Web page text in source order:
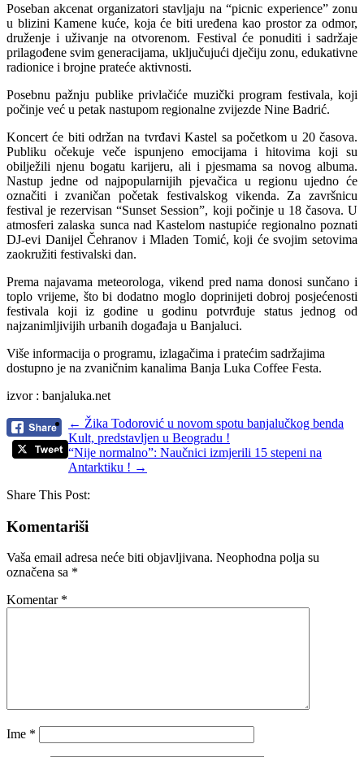
Poseban akcenat organizatori stavljaju na “picnic experience” zonu
u blizini Kamene kuće, koja će biti uređena kao prostor za odmor,
druženje i uživanje na otvorenom. Festival će ponuditi i sadržaje
prilagođene svim generacijama, uključujući dječiju zonu, edukativne
radionice i brojne prateće aktivnosti.
Posebnu pažnju publike privlačiće muzički program festivala, koji
počinje već u petak nastupom regionalne zvijezde Nine Badrić.
Koncert će biti održan na tvrđavi Kastel sa početkom u 20 časova.
Publiku očekuje veče ispunjeno emocijama i hitovima koji su
obilježili njenu bogatu karijeru, ali i pjesmama sa novog albuma.
Nastup jedne od najpopularnijih pjevačica u regionu ujedno će
označiti i zvaničan početak festivalskog vikenda. Za završnicu
festival je rezervisan “Sunset Session”, koji počinje u 18 časova. U
atmosferi zalaska sunca nad Kastelom nastupiće regionalno poznati
DJ-evi Danijel Čehranov i Mladen Tomić, koji će svojim setovima
zaokružiti festivalski dan.
Prema najavama meteorologa, vikend pred nama donosi sunčano i
toplo vrijeme, što bi dodatno moglo doprinijeti dobroj posjećenosti
festivala koji iz godine u godinu potvrđuje status jednog od
najzanimljivijih urbanih događaja u Banjaluci.
Više informacija o programu, izlagačima i pratećim sadržajima
dostupno je na zvaničnim kanalima Banja Luka Coffee Festa.
izvor : banjaluka.net
← Žika Todorović u novom spotu banjalučkog benda
Kult, predstavljen u Beogradu !
“Nije normalno”: Naučnici izmjerili 15 stepeni na
Antarktiku ! →
Share This Post:
Komentariši
Vaša email adresa neće biti objavljivana. Neophodna polja su
označena sa *
Komentar *
Ime *